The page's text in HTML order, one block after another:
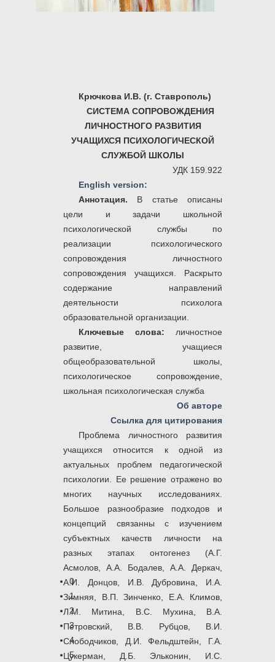
0
1
2
3
4
5
Крючкова И.В. (г. Ставрополь)
СИСТЕМА СОПРОВОЖДЕНИЯ
ЛИЧНОСТНОГО РАЗВИТИЯ
УЧАЩИХСЯ ПСИХОЛОГИЧЕСКОЙ
СЛУЖБОЙ ШКОЛЫ
УДК 159.922
English version:
Аннотация. В статье описаны
цели и задачи школьной
психологической службы по
реализации психологического
сопровождения личностного
сопровождения учащихся. Раскрыто
содержание направлений
деятельности психолога
образовательной организации.
Ключевые слова: личностное
развитие, учащиеся
общеобразовательной школы,
психологическое сопровождение,
школьная психологическая служба
Об авторе
Ссылка для цитирования
Проблема личностного развития
учащихся относится к одной из
актуальных проблем педагогической
психологии. Ее решение отражено во
многих научных исследованиях.
Большое разнообразие подходов и
концепций связанны с изучением
субъектных качеств личности на
разных этапах онтогенез (А.Г.
Асмолов, A.A. Бодалев, A.A. Деркач,
А.И. Донцов, И.В. Дубровина, И.А.
Зимняя, B.П. Зинченко, Е.А. Климов,
Л.М. Митина, В.С. Мухина, В.А.
Петровский, В.В. Рубцов, В.И.
Слободчиков, Д.И. Фельдштейн, Г.А.
Цукерман, Д.Б. Эльконин, И.С.